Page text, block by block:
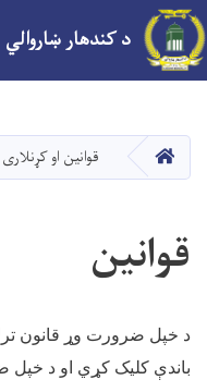
د کندهار ښاروالي
کور قوانین او کړنلاری
قوانین
د خپل ضرورت وړ قانون
باندې کلیک کړي او د